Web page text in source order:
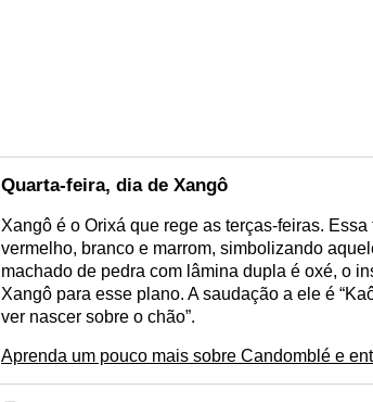
Quarta-feira, dia de Xangô
Xangô é o Orixá que rege as terças-feiras.
vermelho, branco e marrom, simbolizando
machado de pedra com lâmina dupla é oxé, o
Xangô para esse plano. A saudação a ele é
ver nascer sobre o chão”.
Aprenda um pouco mais sobre Candomblé e